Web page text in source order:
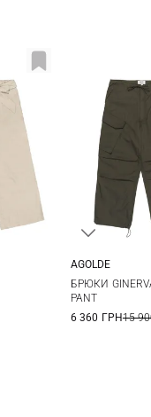
XL
AGOLDE
БРЮКИ
PANT
6 360 ГРН15